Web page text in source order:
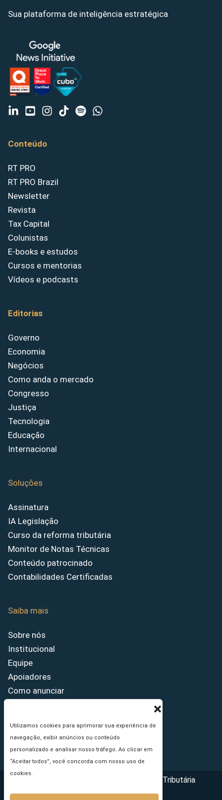
Utilizamos cookies para aprimorar sua experiência de
navegação, exibir anúncios ou conteúdo
personalizado e analisar nosso tráfego. Ao clicar em
“Aceitar todos”, você concorda com nosso uso de
cookies.
Sua plataforma de inteligência estratégica
Conteúdo
RT PRO
RT PRO Brazil
Newsletter
Revista
Tax Capital
Colunistas
E-books e estudos
Cursos e mentorias
Vídeos e podcasts
Editorias
Governo
Economia
Negócios
Como anda o mercado
Congresso
Justiça
Tecnologia
Educação
Internacional
Soluções
Assinatura
IA Legislação
Curso da reforma tributária
Monitor de Notas Técnicas
Conteúdo patrocinado
Contabilidades Certificadas
Saiba mais
Sobre nós
Institucional
Equipe
Apoiadores
Como anunciar
Princípios Editoriais
Copyright © 2026 - Portal da Reforma Tributária